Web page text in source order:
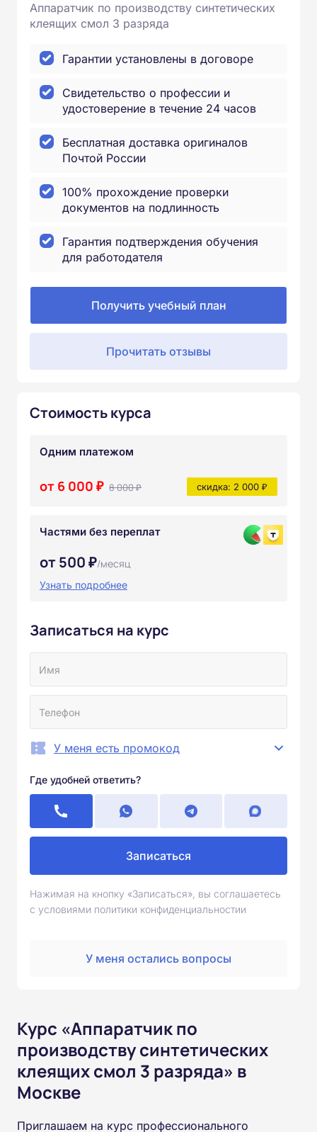
Аппаратчик по производству синтетических
клеящих смол 3 разряда
Гарантии установлены в договоре
Свидетельство о профессии и
удостоверение в течение 24 часов
Бесплатная доставка оригиналов
Почтой России
100% прохождение проверки
документов на подлинность
Гарантия подтверждения обучения
для работодателя
Получить учебный план
Прочитать отзывы
Стоимость курса
Одним платежом
от 6 000 ₽ 8 000 ₽ скидка: 2 000 ₽
Частями без переплат
от 500 ₽/месяц
Узнать подробнее
Записаться на курс
У меня есть промокод
Где удобней ответить?
Записаться
Нажимая на кнопку «Записаться», вы соглашаетесь
с условиями политики конфиденциальностии
У меня остались вопросы
Курс «Аппаратчик по
производству синтетических
клеящих смол 3 разряда» в
Москве
Приглашаем на курс профессионального